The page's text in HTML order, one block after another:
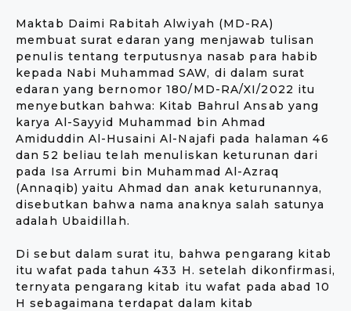
Maktab Daimi Rabitah Alwiyah (MD-RA)
membuat surat edaran yang menjawab tulisan
penulis tentang terputusnya nasab para habib
kepada Nabi Muhammad SAW, di dalam surat
edaran yang bernomor 180/MD-RA/XI/2022 itu
menyebutkan bahwa: Kitab Bahrul Ansab yang
karya Al-Sayyid Muhammad bin Ahmad
Amiduddin Al-Husaini Al-Najafi pada halaman 46
dan 52 beliau telah menuliskan keturunan dari
pada Isa Arrumi bin Muhammad Al-Azraq
(Annaqib) yaitu Ahmad dan anak keturunannya,
disebutkan bahwa nama anaknya salah satunya
adalah Ubaidillah.
Di sebut dalam surat itu, bahwa pengarang kitab
itu wafat pada tahun 433 H. setelah dikonfirmasi,
ternyata pengarang kitab itu wafat pada abad 10
H sebagaimana terdapat dalam kitab